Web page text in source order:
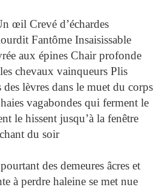
œil Crevé d’échardes
Fantôme Insaisissable
aux épines Chair profonde
chevaux vainqueurs Plis
des lèvres dans le muet du corps
vagabondes qui ferment le
le hissent jusqu’à la fenêtre
du soir
des demeures âcres et
à perdre haleine se met nue